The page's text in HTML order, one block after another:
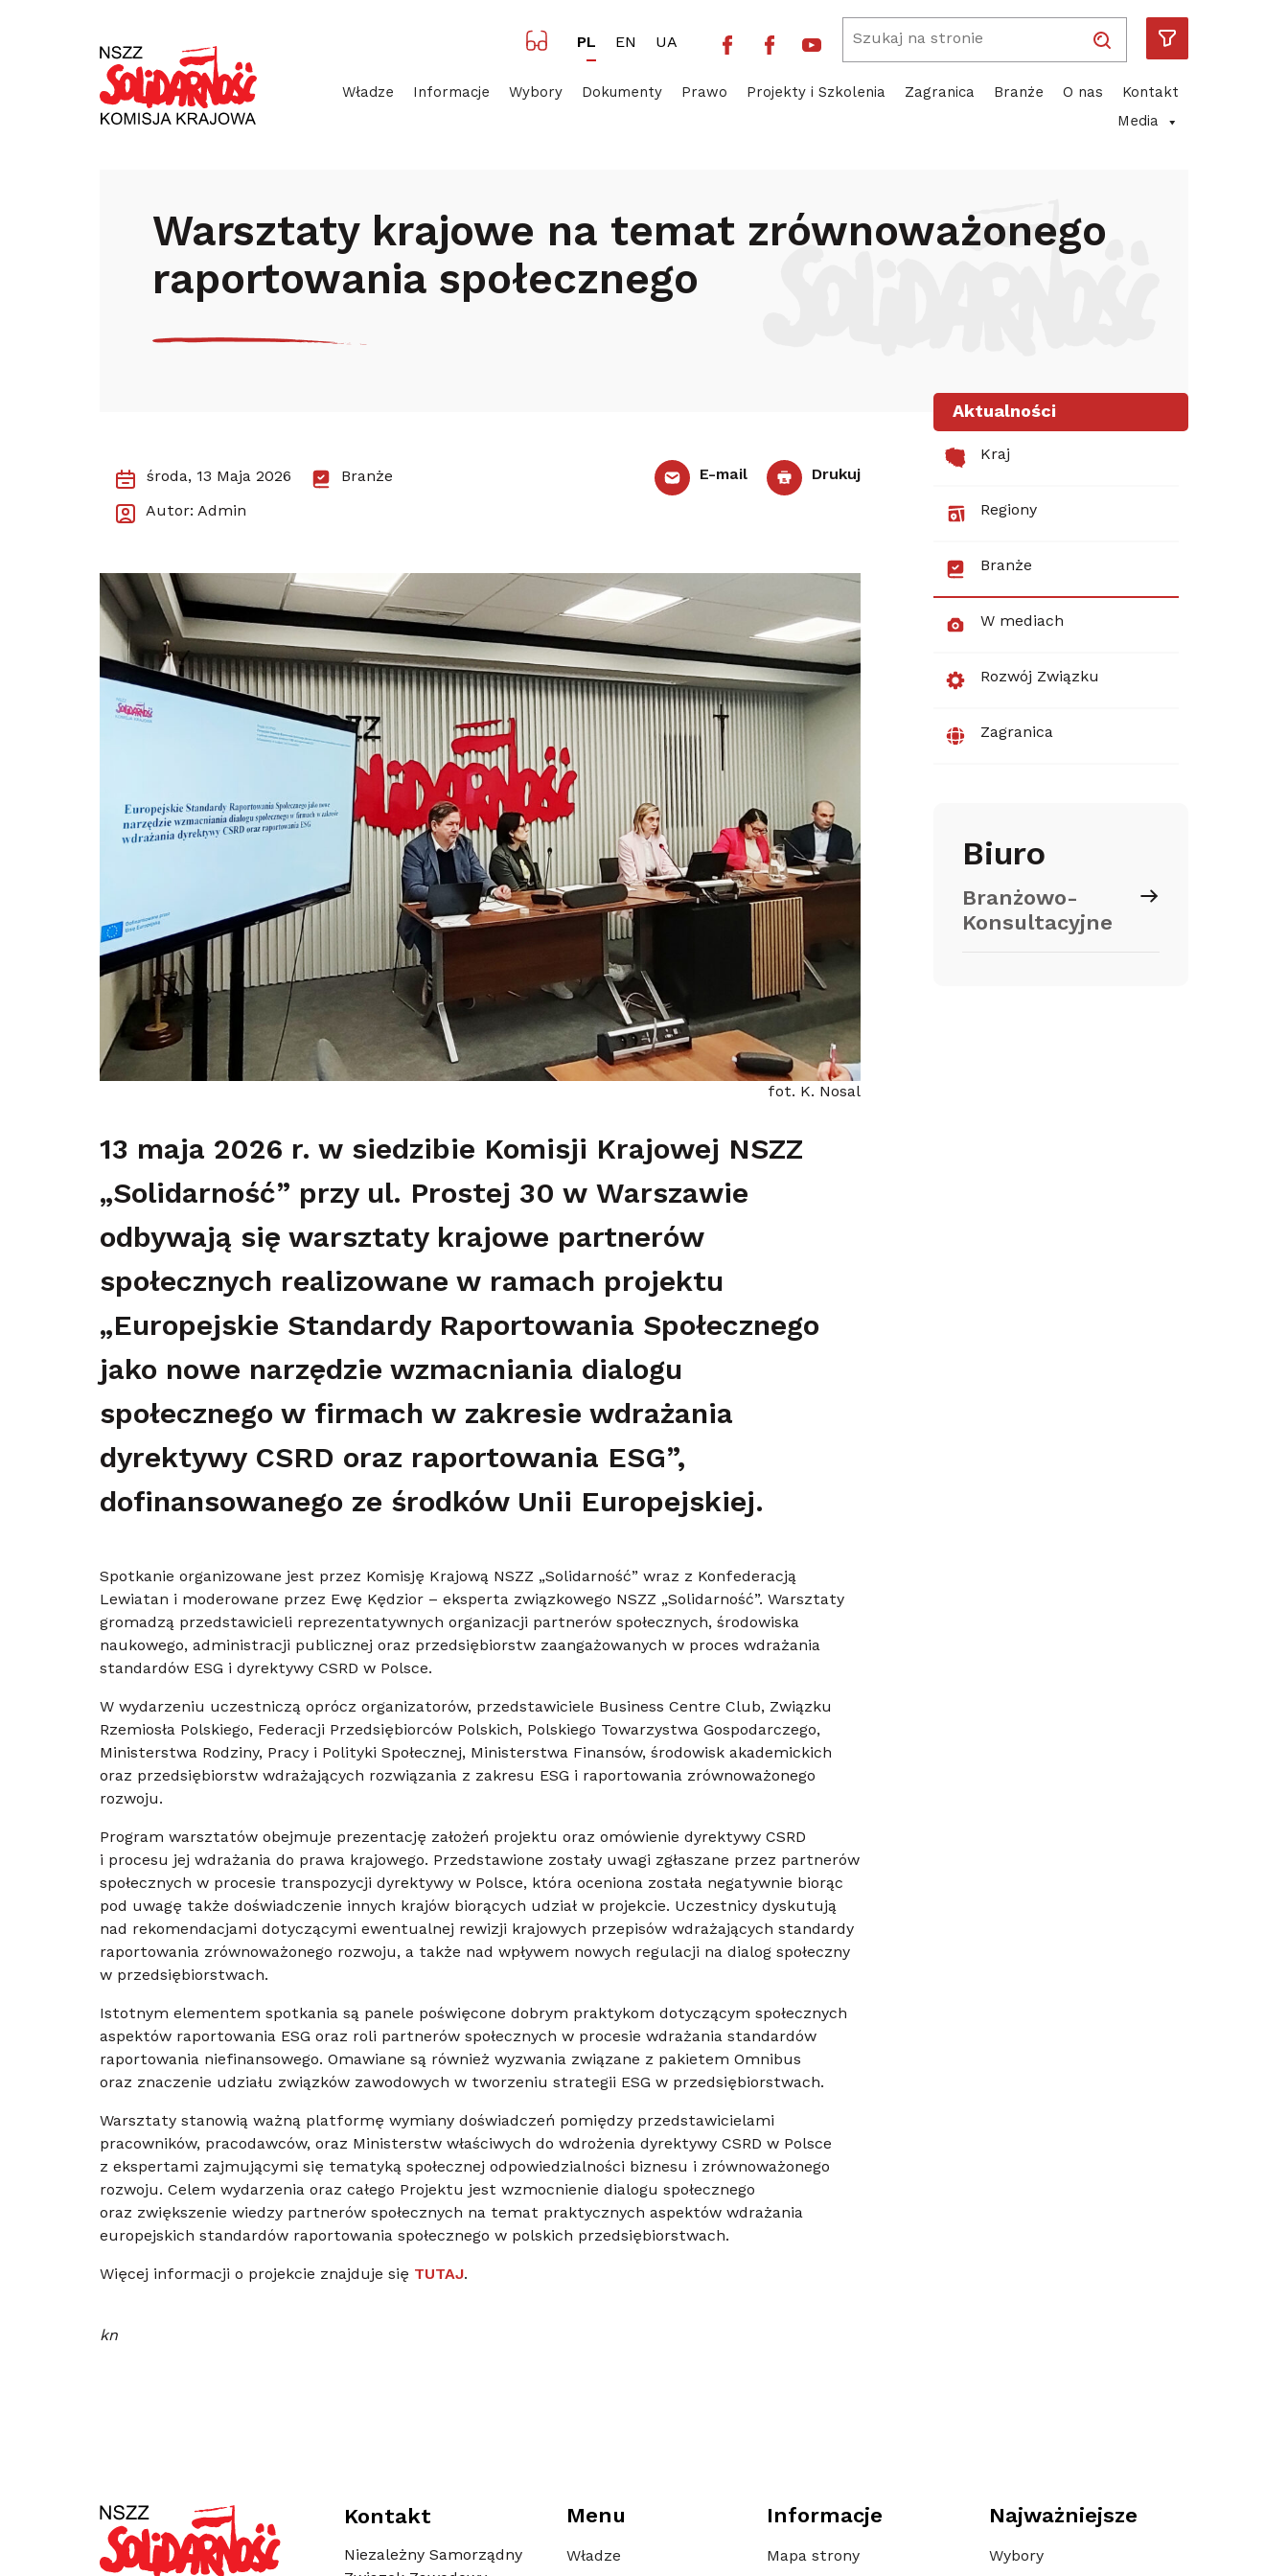
PL EN UA Facebook NSZZ Solidarność
Facebook Piotr Duda
YoutubeWpisz wyszukiwaną frazę
Władze Informacje Wybory Dokumenty Prawo Projekty i Szkolenia Zagranica Branże O nas
Kontakt
Media
Warsztaty krajowe na temat zrównoważonego
raportowania społecznego
środa, 13 Maja 2026 Branże
Autor: Admin
E-mail Drukuj
fot. K. Nosal
13 maja 2026 r. w siedzibie Komisji Krajowej NSZZ
„Solidarność” przy ul. Prostej 30 w Warszawie
odbywają się warsztaty krajowe partnerów
społecznych realizowane w ramach projektu
„Europejskie Standardy Raportowania Społecznego
jako nowe narzędzie wzmacniania dialogu
społecznego w firmach w zakresie wdrażania
dyrektywy CSRD oraz raportowania ESG”,
dofinansowanego ze środków Unii Europejskiej.
Spotkanie organizowane jest przez Komisję Krajową NSZZ „Solidarność” wraz z Konfederacją
Lewiatan i moderowane przez Ewę Kędzior – eksperta związkowego NSZZ „Solidarność”. Warsztaty
gromadzą przedstawicieli reprezentatywnych organizacji partnerów społecznych, środowiska
naukowego, administracji publicznej oraz przedsiębiorstw zaangażowanych w proces wdrażania
standardów ESG i dyrektywy CSRD w Polsce.
W wydarzeniu uczestniczą oprócz organizatorów, przedstawiciele Business Centre Club, Związku
Rzemiosła Polskiego, Federacji Przedsiębiorców Polskich, Polskiego Towarzystwa Gospodarczego,
Ministerstwa Rodziny, Pracy i Polityki Społecznej, Ministerstwa Finansów, środowisk akademickich
oraz przedsiębiorstw wdrażających rozwiązania z zakresu ESG i raportowania zrównoważonego
rozwoju.
Program warsztatów obejmuje prezentację założeń projektu oraz omówienie dyrektywy CSRD
i procesu jej wdrażania do prawa krajowego. Przedstawione zostały uwagi zgłaszane przez partnerów
społecznych w procesie transpozycji dyrektywy w Polsce, która oceniona została negatywnie biorąc
pod uwagę także doświadczenie innych krajów biorących udział w projekcie. Uczestnicy dyskutują
nad rekomendacjami dotyczącymi ewentualnej rewizji krajowych przepisów wdrażających standardy
raportowania zrównoważonego rozwoju, a także nad wpływem nowych regulacji na dialog społeczny
w przedsiębiorstwach.
Istotnym elementem spotkania są panele poświęcone dobrym praktykom dotyczącym społecznych
aspektów raportowania ESG oraz roli partnerów społecznych w procesie wdrażania standardów
raportowania niefinansowego. Omawiane są również wyzwania związane z pakietem Omnibus
oraz znaczenie udziału związków zawodowych w tworzeniu strategii ESG w przedsiębiorstwach.
Warsztaty stanowią ważną platformę wymiany doświadczeń pomiędzy przedstawicielami
pracowników, pracodawców, oraz Ministerstw właściwych do wdrożenia dyrektywy CSRD w Polsce
z ekspertami zajmującymi się tematyką społecznej odpowiedzialności biznesu i zrównoważonego
rozwoju. Celem wydarzenia oraz całego Projektu jest wzmocnienie dialogu społecznego
oraz zwiększenie wiedzy partnerów społecznych na temat praktycznych aspektów wdrażania
europejskich standardów raportowania społecznego w polskich przedsiębiorstwach.
Więcej informacji o projekcie znajduje się TUTAJ.
kn
Aktualności
Kraj
Regiony
Branże
W mediach
Rozwój Związku
Zagranica
Biuro
Branżowo-
Konsultacyjne
Kontakt
Niezależny Samorządny
Menu
Władze
Informacje
Mapa strony
Najważniejsze
Wybory